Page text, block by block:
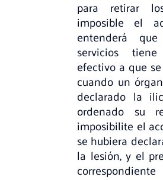
para retirar
imposible el
entenderá
servicios
efectivo a que
cuando un
declarado la
ordenado su
imposibilite el
se hubiera
la lesión, y el